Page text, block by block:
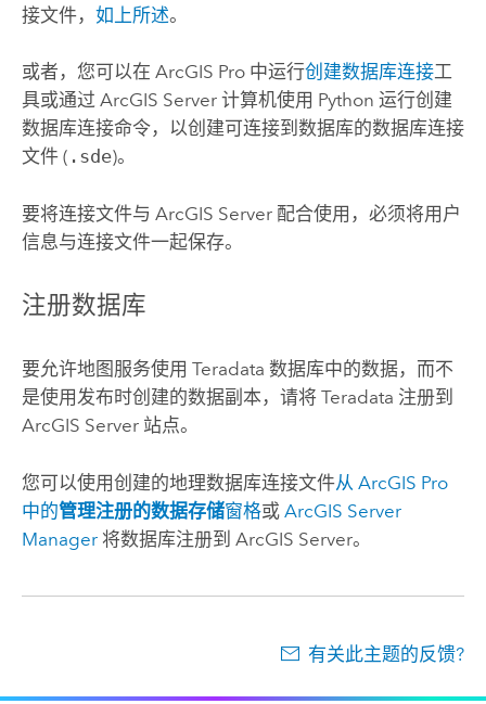
接文件， 如上所述。
或者，您可以在 ArcGIS Pro中运行创建数据库连接工
具或通过 ArcGIS Server计算机使用 Python 运行创建
数据库连接命令，以创建可连接到数据库的数据库连接
文件 ( .sde)。
要将连接文件与 ArcGIS Server配合使用，必须将用户
信息与连接文件一起保存。
注册数据库
要允许地图服务使用 Teradata 数据库中的数据，而不
是使用发布时创建的数据副本，请将 Teradata 注册到
ArcGIS Server站点。
您可以使用创建的地理数据库连接文件从 ArcGIS Pro
中的管理注册的数据存储窗格或 ArcGIS Server
Manager将数据库注册到 ArcGIS Server。
有关此主题的反馈?